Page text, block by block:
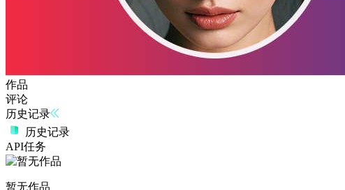
作品
评论
历史记录
历史记录
API任务
暂无作品